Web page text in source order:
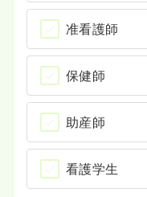
准看護師
保健師
助産師
看護学生